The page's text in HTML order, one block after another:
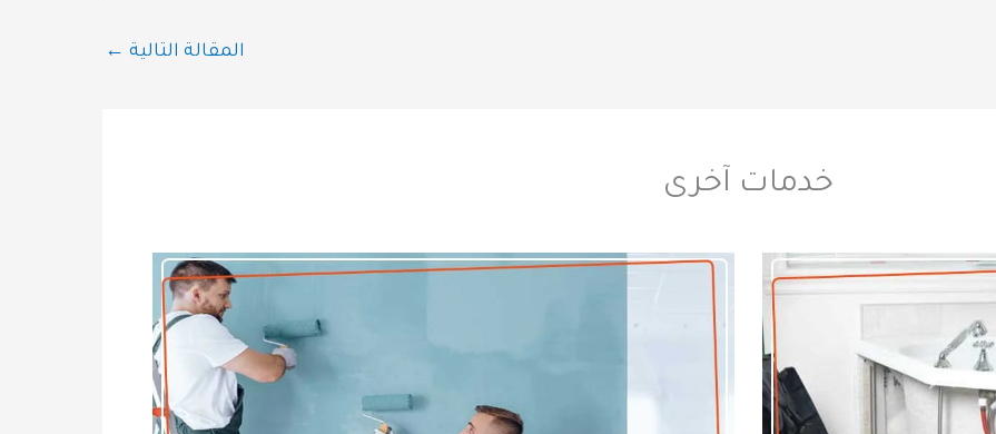
المقالة التالية ←
خدمات آخرى